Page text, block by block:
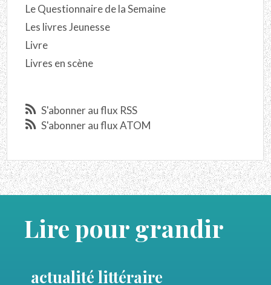
Le Questionnaire de la Semaine
Les livres Jeunesse
Livre
Livres en scène
S'abonner au flux RSS
S'abonner au flux ATOM
Lire pour grandir
actualité littéraire